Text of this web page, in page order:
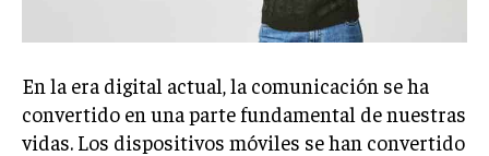
En la era digital actual, la comunicación se ha
convertido en una parte fundamental de nuestras
vidas. Los dispositivos móviles se han convertido